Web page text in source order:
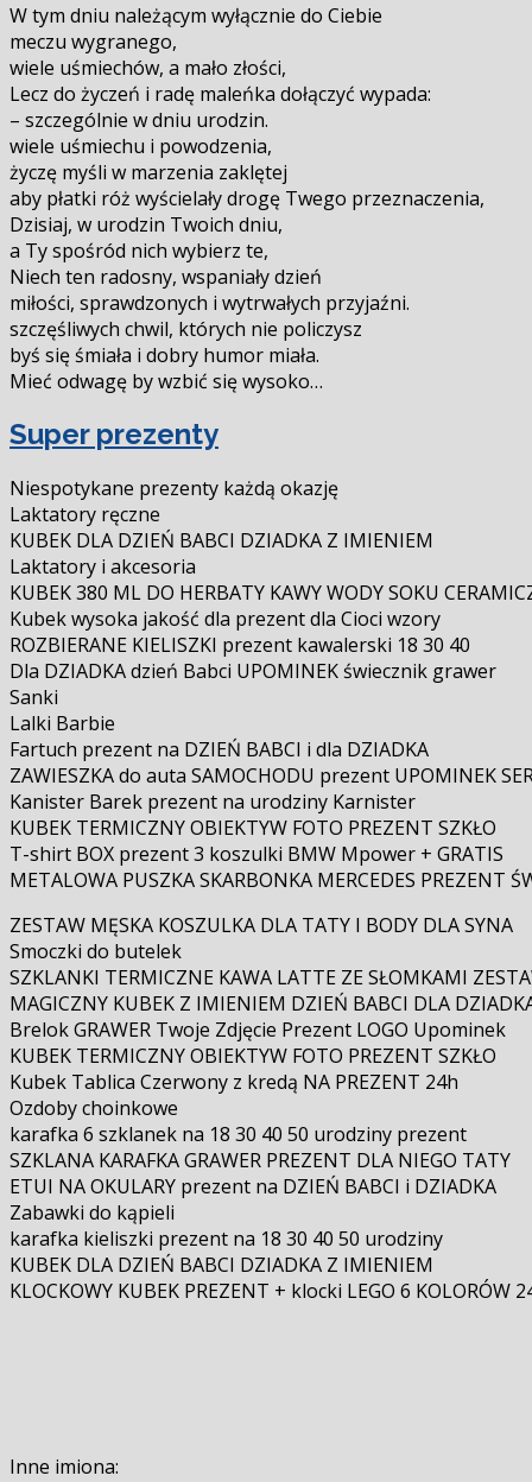
W tym dniu należącym wyłącznie do Ciebie
meczu wygranego,
wiele uśmiechów, a mało złości,
Lecz do życzeń i radę maleńka dołączyć wypada:
– szczególnie w dniu urodzin.
wiele uśmiechu i powodzenia,
życzę myśli w marzenia zaklętej
aby płatki róż wyścielały drogę Twego przeznaczenia,
Dzisiaj, w urodzin Twoich dniu,
a Ty spośród nich wybierz te,
Niech ten radosny, wspaniały dzień
miłości, sprawdzonych i wytrwałych przyjaźni.
szczęśliwych chwil, których nie policzysz
byś się śmiała i dobry humor miała.
Mieć odwagę by wzbić się wysoko…
Super prezenty
Niespotykane prezenty każdą okazję
Laktatory ręczne
KUBEK DLA DZIEŃ BABCI DZIADKA Z IMIENIEM
Laktatory i akcesoria
KUBEK 380 ML DO HERBATY KAWY WODY SOKU
Kubek wysoka jakość dla prezent dla Cioci wzory
ROZBIERANE KIELISZKI prezent kawalerski 18 30 40
Dla DZIADKA dzień Babci UPOMINEK świecznik grawer
Sanki
Lalki Barbie
Fartuch prezent na DZIEŃ BABCI i dla DZIADKA
ZAWIESZKA do auta SAMOCHODU prezent UPOMINEK
Kanister Barek prezent na urodziny Karnister
KUBEK TERMICZNY OBIEKTYW FOTO PREZENT SZKŁO
T-shirt BOX prezent 3 koszulki BMW Mpower + GRATIS
METALOWA PUSZKA SKARBONKA MERCEDES PREZENT
ZESTAW MĘSKA KOSZULKA DLA TATY I BODY DLA SYNA
Smoczki do butelek
SZKLANKI TERMICZNE KAWA LATTE ZE SŁOMKAMI
MAGICZNY KUBEK Z IMIENIEM DZIEŃ BABCI DLA
Brelok GRAWER Twoje Zdjęcie Prezent LOGO Upominek
KUBEK TERMICZNY OBIEKTYW FOTO PREZENT SZKŁO
Kubek Tablica Czerwony z kredą NA PREZENT 24h
Ozdoby choinkowe
karafka 6 szklanek na 18 30 40 50 urodziny prezent
SZKLANA KARAFKA GRAWER PREZENT DLA NIEGO TATY
ETUI NA OKULARY prezent na DZIEŃ BABCI i DZIADKA
Zabawki do kąpieli
karafka kieliszki prezent na 18 30 40 50 urodziny
KUBEK DLA DZIEŃ BABCI DZIADKA Z IMIENIEM
KLOCKOWY KUBEK PREZENT + klocki LEGO 6 KOLORÓW
Inne imiona: